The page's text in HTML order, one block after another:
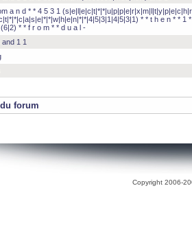
a n d * * 4 5 3 1
* * t h e n * * 1
* * f r o m * * d u a l -
1 1
forum
Copyright 2006-